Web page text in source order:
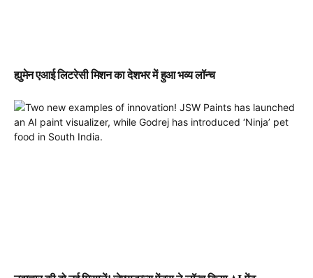
ह्युमेन एआई लिटरेसी मिशन का देशभर में हुआ भव्य लॉन्च